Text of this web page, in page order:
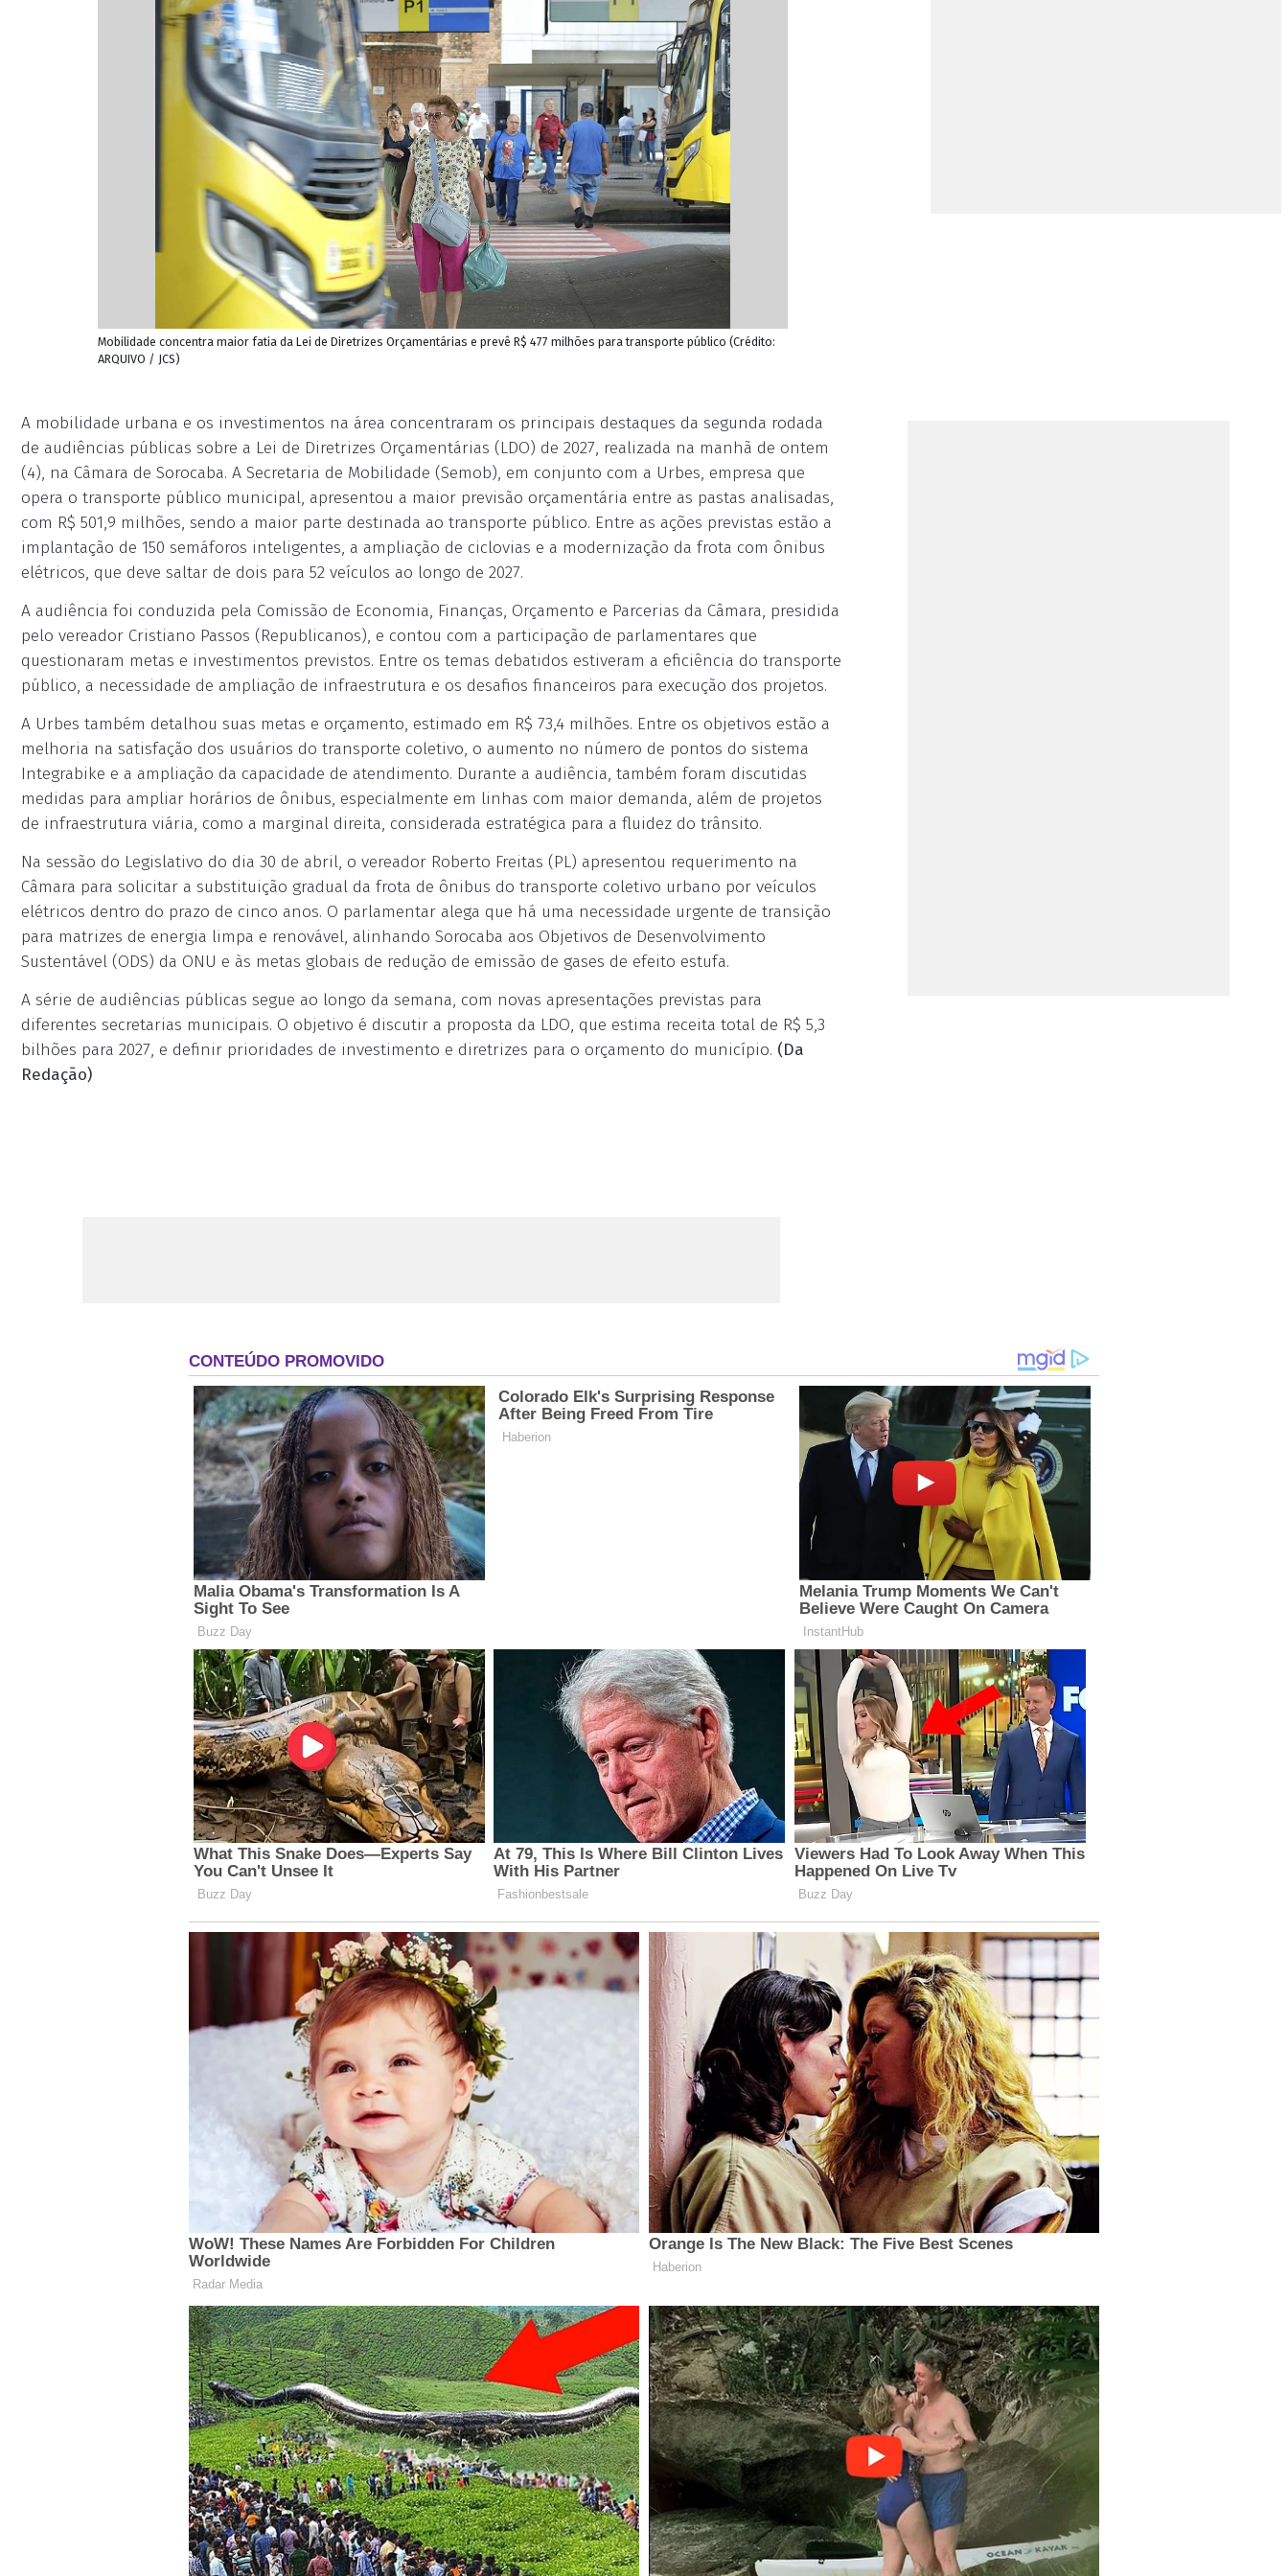
Mobilidade concentra maior fatia da Lei de Diretrizes Orçamentárias e prevê R$ 477 milhões para transporte público (Crédito:
ARQUIVO / JCS)
A mobilidade urbana e os investimentos na área concentraram os principais destaques da segunda rodada
de audiências públicas sobre a Lei de Diretrizes Orçamentárias (LDO) de 2027, realizada na manhã de ontem
(4), na Câmara de Sorocaba. A Secretaria de Mobilidade (Semob), em conjunto com a Urbes, empresa que
opera o transporte público municipal, apresentou a maior previsão orçamentária entre as pastas analisadas,
com R$ 501,9 milhões, sendo a maior parte destinada ao transporte público. Entre as ações previstas estão a
implantação de 150 semáforos inteligentes, a ampliação de ciclovias e a modernização da frota com ônibus
elétricos, que deve saltar de dois para 52 veículos ao longo de 2027.
A audiência foi conduzida pela Comissão de Economia, Finanças, Orçamento e Parcerias da Câmara, presidida
pelo vereador Cristiano Passos (Republicanos), e contou com a participação de parlamentares que
questionaram metas e investimentos previstos. Entre os temas debatidos estiveram a eficiência do transporte
público, a necessidade de ampliação de infraestrutura e os desafios financeiros para execução dos projetos.
A Urbes também detalhou suas metas e orçamento, estimado em R$ 73,4 milhões. Entre os objetivos estão a
melhoria na satisfação dos usuários do transporte coletivo, o aumento no número de pontos do sistema
Integrabike e a ampliação da capacidade de atendimento. Durante a audiência, também foram discutidas
medidas para ampliar horários de ônibus, especialmente em linhas com maior demanda, além de projetos
de infraestrutura viária, como a marginal direita, considerada estratégica para a fluidez do trânsito.
Na sessão do Legislativo do dia 30 de abril, o vereador Roberto Freitas (PL) apresentou requerimento na
Câmara para solicitar a substituição gradual da frota de ônibus do transporte coletivo urbano por veículos
elétricos dentro do prazo de cinco anos. O parlamentar alega que há uma necessidade urgente de transição
para matrizes de energia limpa e renovável, alinhando Sorocaba aos Objetivos de Desenvolvimento
Sustentável (ODS) da ONU e às metas globais de redução de emissão de gases de efeito estufa.
A série de audiências públicas segue ao longo da semana, com novas apresentações previstas para
diferentes secretarias municipais. O objetivo é discutir a proposta da LDO, que estima receita total de R$ 5,3
bilhões para 2027, e definir prioridades de investimento e diretrizes para o orçamento do município. (Da
Redação)